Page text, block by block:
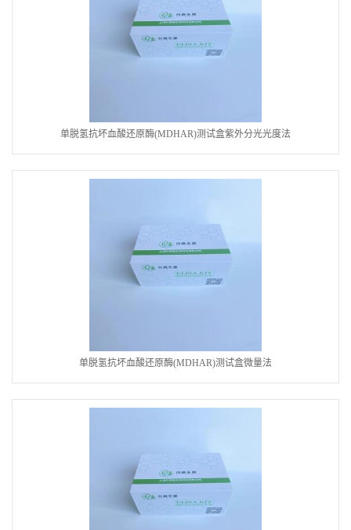
单脱氢抗坏血酸还原酶(MDHAR)测试盒紫外分光光度法
单脱氢抗坏血酸还原酶(MDHAR)测试盒微量法